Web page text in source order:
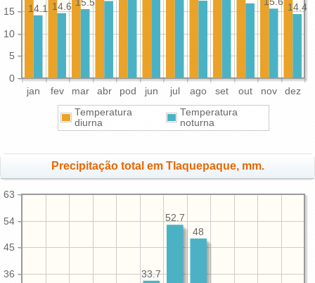
jan fev mar abr pod jun jul ago set out nov dez
0
5
10
15 14.4
15.5
14.6
14.1
Temperatura
diurna
Temperatura
noturna
Precipitação total em Tlaquepaque, mm.
36
45
54
63
48
52.7
33.7